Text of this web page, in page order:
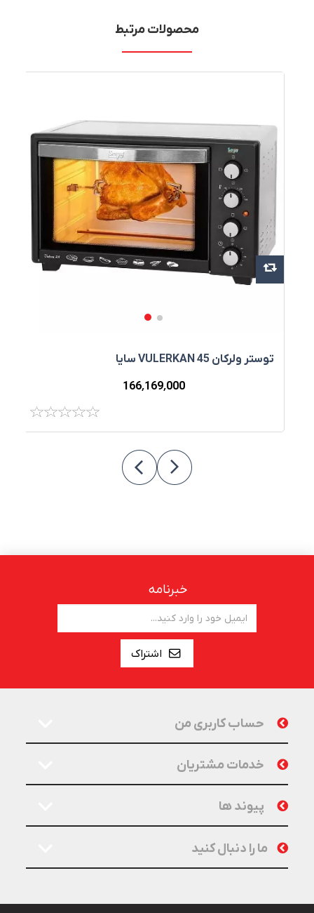
محصولات مرتبط
توستر ولرکان VULERKAN 45 سایا
166٬169٬000
خبرنامه
اشتراک
حساب کاربری من
خدمات مشتریان
پیوند ها
ما را دنبال کنید